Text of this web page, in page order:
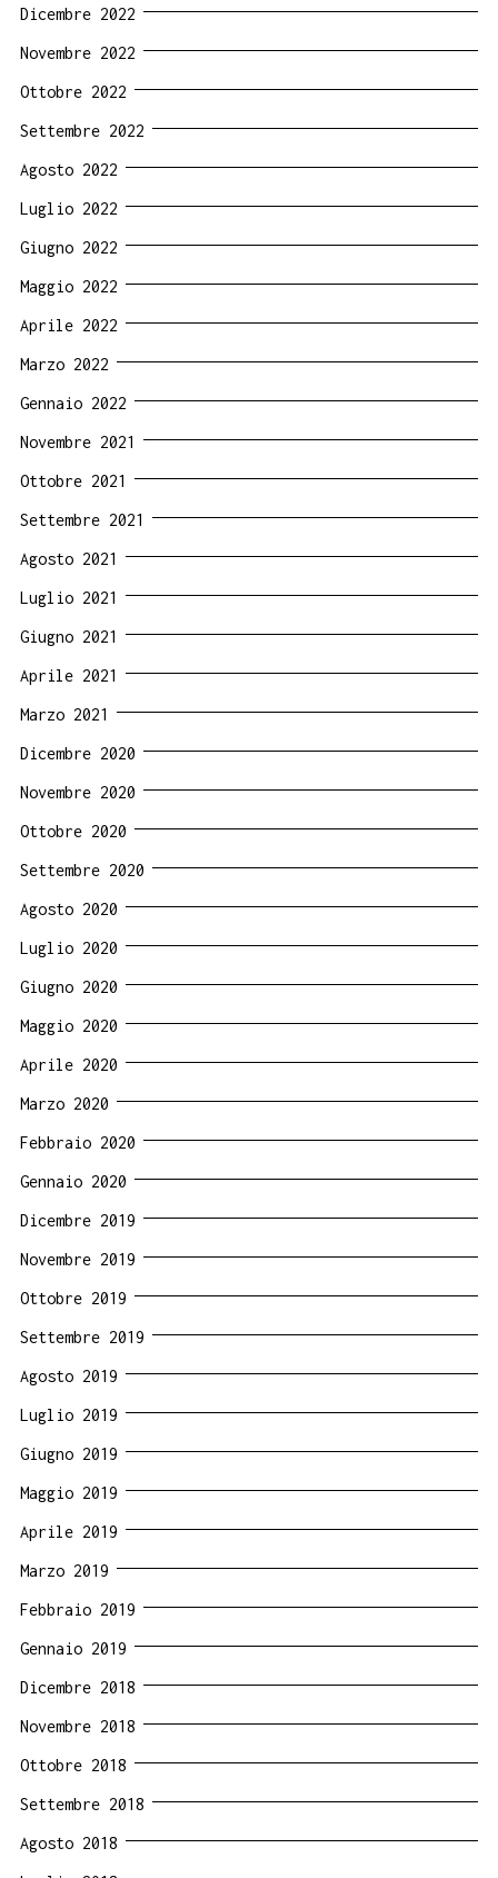
Dicembre 2022
Novembre 2022
Ottobre 2022
Settembre 2022
Agosto 2022
Luglio 2022
Giugno 2022
Maggio 2022
Aprile 2022
Marzo 2022
Gennaio 2022
Novembre 2021
Ottobre 2021
Settembre 2021
Agosto 2021
Luglio 2021
Giugno 2021
Aprile 2021
Marzo 2021
Dicembre 2020
Novembre 2020
Ottobre 2020
Settembre 2020
Agosto 2020
Luglio 2020
Giugno 2020
Maggio 2020
Aprile 2020
Marzo 2020
Febbraio 2020
Gennaio 2020
Dicembre 2019
Novembre 2019
Ottobre 2019
Settembre 2019
Agosto 2019
Luglio 2019
Giugno 2019
Maggio 2019
Aprile 2019
Marzo 2019
Febbraio 2019
Gennaio 2019
Dicembre 2018
Novembre 2018
Ottobre 2018
Settembre 2018
Agosto 2018